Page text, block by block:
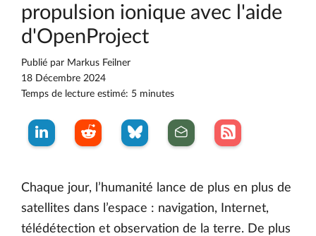
propulsion ionique avec l'aide
d'OpenProject
Publié par Markus Feilner
18 Décembre 2024
Temps de lecture estimé: 5 minutes
Chaque jour, l’humanité lance de plus en plus de
satellites dans l’espace : navigation, Internet,
télédétection et observation de la terre. De plus